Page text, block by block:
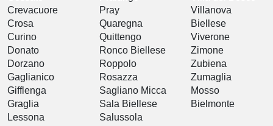
Crevacuore
Crosa
Curino
Donato
Dorzano
Gaglianico
Gifflenga
Graglia
Lessona
Pray
Quaregna
Quittengo
Ronco Biellese
Roppolo
Rosazza
Sagliano Micca
Sala Biellese
Salussola
Villanova
Biellese
Viverone
Zimone
Zubiena
Zumaglia
Mosso
Bielmonte